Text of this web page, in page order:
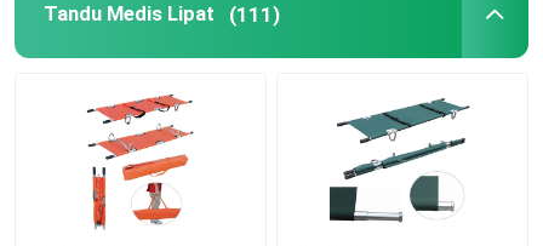
Tandu Ponsel Darurat
Perabotan Medis Rumah Sakit
Tandu Medis Lipat (111)